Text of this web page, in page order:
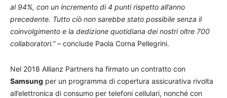
al 94%, con un incremento di 4 punti rispetto all’anno
precedente. Tutto ciò non sarebbe stato possibile senza il
coinvolgimento e la dedizione quotidiana dei nostri oltre 700
collaboratori.”– conclude Paola Corna Pellegrini.
Nel 2018 Allianz Partners ha firmato un contratto con
Samsung per un programma di copertura assicurativa rivolta
all’elettronica di consumo per telefoni cellulari, nonché con